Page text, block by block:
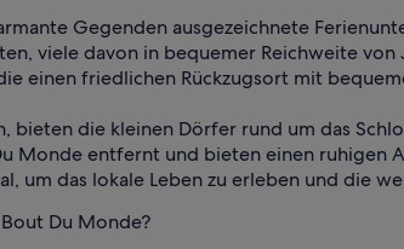
Gegenden ausgezeichnete
viele davon in bequemer Reichweite
einen friedlichen Rückzugsort mit
die kleinen Dörfer rund um das
Monde entfernt und bieten einen ruhigen
um das lokale Leben zu erleben und die
Du Monde?